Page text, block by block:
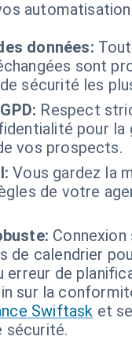
données:
sont
sécurité les
Respect
pour la
vos prospects.
Vous gardez la
de votre
de calendrier
de
sur la
Swiftask et
sécurité.